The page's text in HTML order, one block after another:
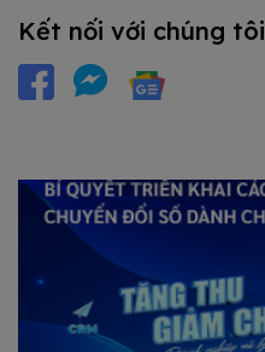
Kết nối với chúng tôi